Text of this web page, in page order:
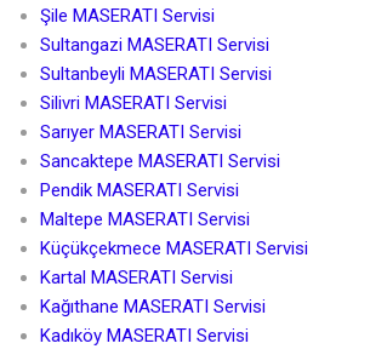
Şile MASERATI Servisi
Sultangazi MASERATI Servisi
Sultanbeyli MASERATI Servisi
Silivri MASERATI Servisi
Sarıyer MASERATI Servisi
Sancaktepe MASERATI Servisi
Pendik MASERATI Servisi
Maltepe MASERATI Servisi
Küçükçekmece MASERATI Servisi
Kartal MASERATI Servisi
Kağıthane MASERATI Servisi
Kadıköy MASERATI Servisi